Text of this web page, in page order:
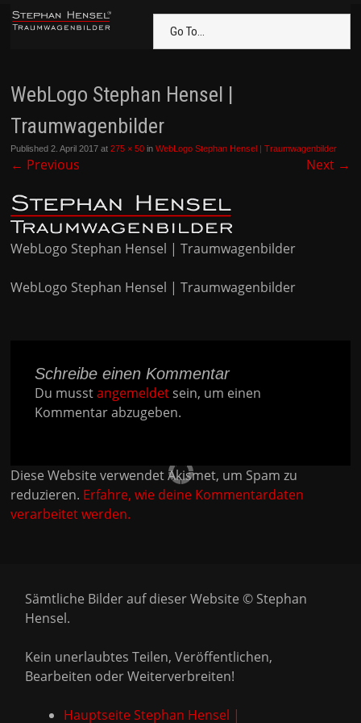
Go To...
WebLogo Stephan Hensel |
Traumwagenbilder
Published2. April 2017 at275 × 50 inWebLogo Stephan Hensel | Traumwagenbilder
← Previous Next →
WebLogo Stephan Hensel | Traumwagenbilder
WebLogo Stephan Hensel | Traumwagenbilder
Schreibe einen Kommentar
Du musstangemeldet sein, um einen
Kommentar abzugeben.
Diese Website verwendet Akismet, um Spam zu
reduzieren. Erfahre, wie deine Kommentardaten
verarbeitet werden.
Sämtliche Bilder auf dieser Website © Stephan
Hensel.
Kein unerlaubtes Teilen, Veröffentlichen,
Bearbeiten oder Weiterverbreiten!
Hauptseite Stephan Hensel |